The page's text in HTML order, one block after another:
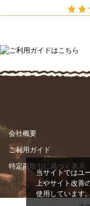
会社概要
ご利用ガイド
特定商取引に基づく表示
当サイトではユ
上やサイト改善
使用しています。